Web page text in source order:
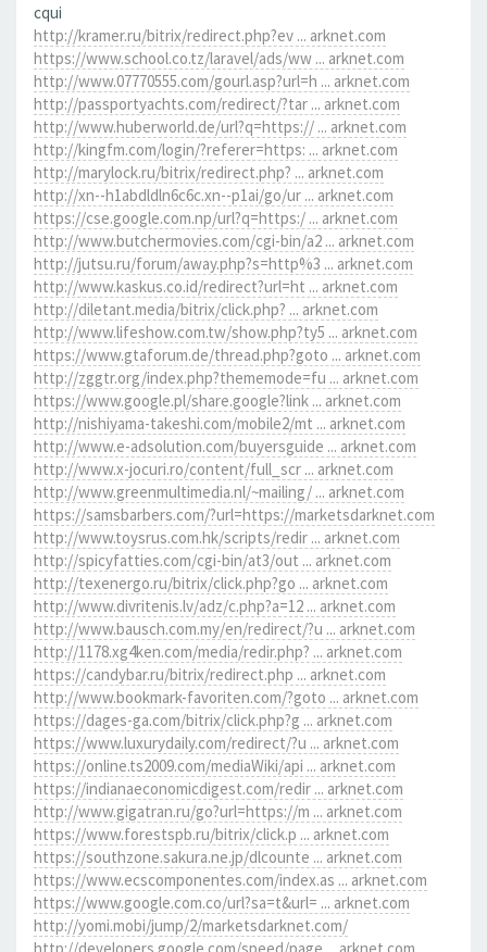
cqui
http://kramer.ru/bitrix/redirect.php?ev ... arknet.com
https://www.school.co.tz/laravel/ads/ww ... arknet.com
http://www.07770555.com/gourl.asp?url=h ... arknet.com
http://passportyachts.com/redirect/?tar ... arknet.com
http://www.huberworld.de/url?q=https:// ... arknet.com
http://kingfm.com/login/?referer=https: ... arknet.com
http://marylock.ru/bitrix/redirect.php? ... arknet.com
http://xn--h1abdldln6c6c.xn--p1ai/go/ur ... arknet.com
https://cse.google.com.np/url?q=https:/ ... arknet.com
http://www.butchermovies.com/cgi-bin/a2 ... arknet.com
http://jutsu.ru/forum/away.php?s=http%3 ... arknet.com
http://www.kaskus.co.id/redirect?url=ht ... arknet.com
http://diletant.media/bitrix/click.php? ... arknet.com
http://www.lifeshow.com.tw/show.php?ty5 ... arknet.com
https://www.gtaforum.de/thread.php?goto ... arknet.com
http://zggtr.org/index.php?thememode=fu ... arknet.com
https://www.google.pl/share.google?link ... arknet.com
http://nishiyama-takeshi.com/mobile2/mt ... arknet.com
http://www.e-adsolution.com/buyersguide ... arknet.com
http://www.x-jocuri.ro/content/full_scr ... arknet.com
http://www.greenmultimedia.nl/~mailing/ ... arknet.com
https://samsbarbers.com/?url=https://marketsdarknet.com
http://www.toysrus.com.hk/scripts/redir ... arknet.com
http://spicyfatties.com/cgi-bin/at3/out ... arknet.com
http://texenergo.ru/bitrix/click.php?go ... arknet.com
http://www.divritenis.lv/adz/c.php?a=12 ... arknet.com
http://www.bausch.com.my/en/redirect/?u ... arknet.com
http://1178.xg4ken.com/media/redir.php? ... arknet.com
https://candybar.ru/bitrix/redirect.php ... arknet.com
http://www.bookmark-favoriten.com/?goto ... arknet.com
https://dages-ga.com/bitrix/click.php?g ... arknet.com
https://www.luxurydaily.com/redirect/?u ... arknet.com
https://online.ts2009.com/mediaWiki/api ... arknet.com
https://indianaeconomicdigest.com/redir ... arknet.com
http://www.gigatran.ru/go?url=https://m ... arknet.com
https://www.forestspb.ru/bitrix/click.p ... arknet.com
https://southzone.sakura.ne.jp/dlcounte ... arknet.com
https://www.ecscomponentes.com/index.as ... arknet.com
https://www.google.com.co/url?sa=t&url= ... arknet.com
http://yomi.mobi/jump/2/marketsdarknet.com/